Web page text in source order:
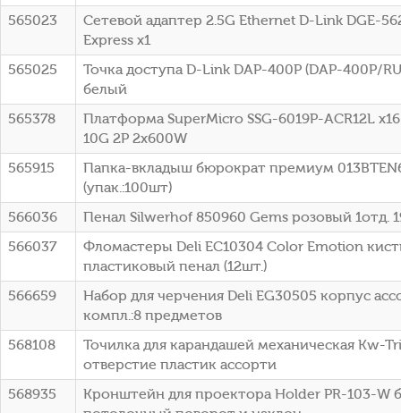
565023
Сетевой адаптер 2.5G Ethernet D-Link DGE-
Express x1
565025
Точка доступа D-Link DAP-400P (DAP-400P/
белый
565378
Платформа SuperMicro SSG-6019P-ACR12L
10G 2P 2x600W
565915
Папка-вкладыш бюрократ премиум
(упак.:100шт)
566036
Пенал Silwerhof 850960 Gems розовый 1отд.
566037
Фломастеры Deli EC10304 Color Emotion
пластиковый пенал (12шт.)
566659
Набор для черчения Deli EG30505 корпус
компл.:8 предметов
568108
Точилка для карандашей механическая Kw-
отверстие пластик ассорти
568935
Кронштейн для проектора Holder PR-103-W